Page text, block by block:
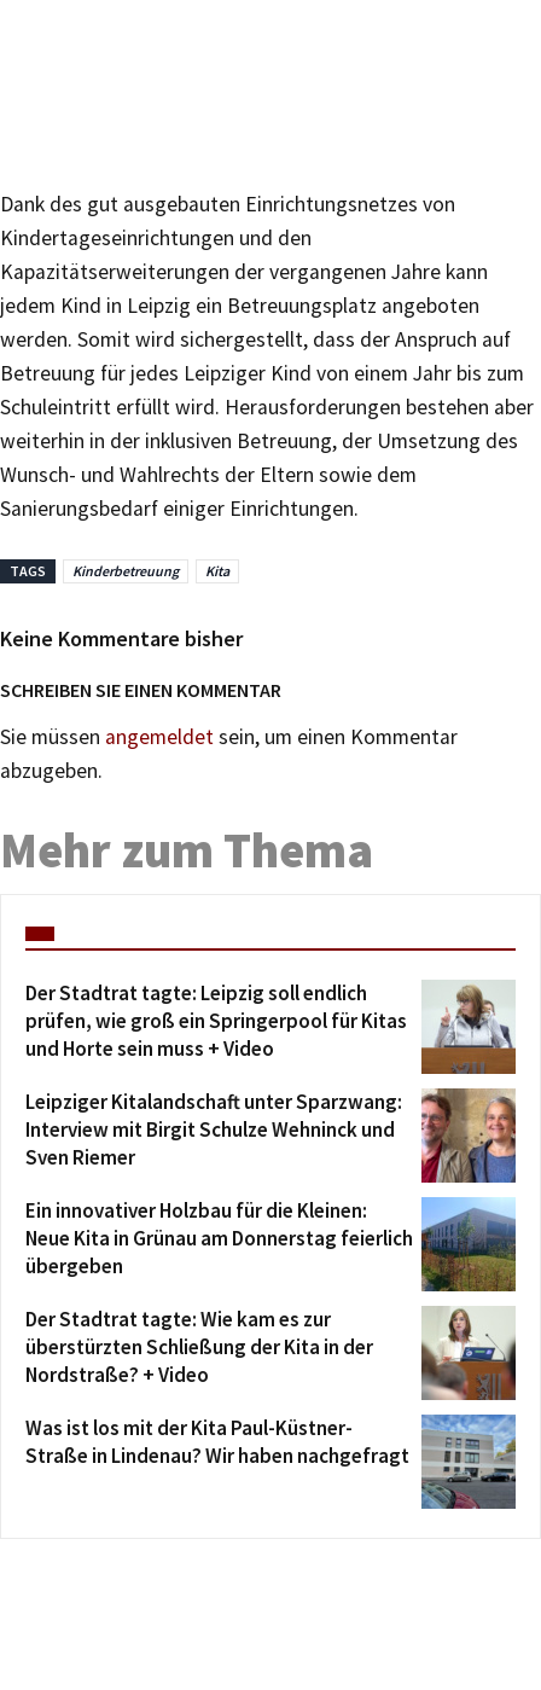
Dank des gut ausgebauten Einrichtungsnetzes von
Kindertageseinrichtungen und den
Kapazitätserweiterungen der vergangenen Jahre kann
jedem Kind in Leipzig ein Betreuungsplatz angeboten
werden. Somit wird sichergestellt, dass der Anspruch auf
Betreuung für jedes Leipziger Kind von einem Jahr bis zum
Schuleintritt erfüllt wird. Herausforderungen bestehen aber
weiterhin in der inklusiven Betreuung, der Umsetzung des
Wunsch- und Wahlrechts der Eltern sowie dem
Sanierungsbedarf einiger Einrichtungen.
TAGS Kinderbetreuung Kita
Keine Kommentare bisher
SCHREIBEN SIE EINEN KOMMENTAR
Sie müssen angemeldetsein, um einen Kommentar
abzugeben.
Mehr zum Thema
Der Stadtrat tagte: Leipzig soll endlich
prüfen, wie groß ein Springerpool für Kitas
und Horte sein muss + Video
Leipziger Kitalandschaft unter Sparzwang:
Interview mit Birgit Schulze Wehninck und
Sven Riemer
Ein innovativer Holzbau für die Kleinen:
Neue Kita in Grünau am Donnerstag feierlich
übergeben
Der Stadtrat tagte: Wie kam es zur
überstürzten Schließung der Kita in der
Nordstraße? + Video
Was ist los mit der Kita Paul-Küstner-
Straße in Lindenau? Wir haben nachgefragt